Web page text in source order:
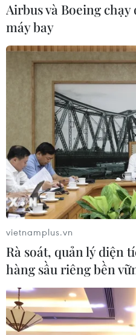
Airbus và Boeing
máy bay
vietnamplus.vn
Rà soát, quản lý diện
hàng sầu riêng bền